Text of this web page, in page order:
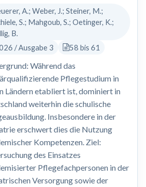
A.; Weber, J.; Steiner, M.;
S.; Mahgoub, S.; Oetinger, K.;
B.
/ Ausgabe 3
58 bis 61
Während das
Pflegestudium in
Ländern etabliert ist, dominiert in
weiterhin die schulische
Insbesondere in der
erschwert dies die Nutzung
Kompetenzen. Ziel:
des Einsatzes
Pflegefachpersonen in der
Versorgung sowie der